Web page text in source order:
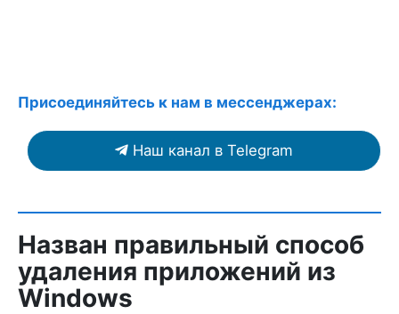
Присоединяйтесь к нам в мессенджерах:
Наш канал в Telegram
Назван правильный способ
удаления приложений из
Windows